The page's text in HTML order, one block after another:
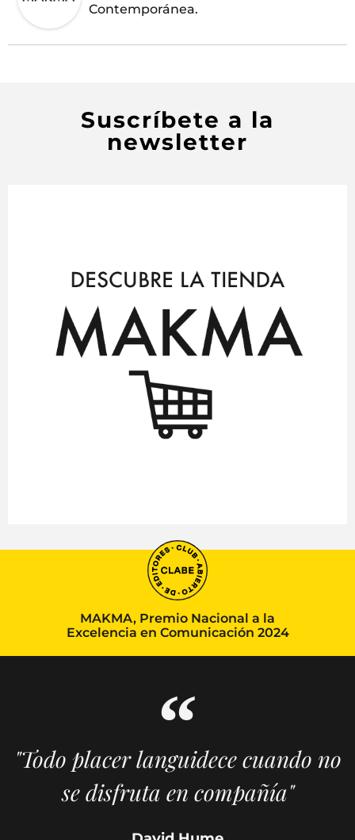
Contemporánea.
Suscríbete a la
newsletter
MAKMA, Premio Nacional a la
Excelencia en Comunicación 2024
"Todo placer languidece cuando no
se disfruta en compañía"